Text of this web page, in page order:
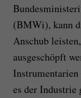
(BMWi), kann
Anschub
ausgeschöpft
Instrumentarien
es der Industrie